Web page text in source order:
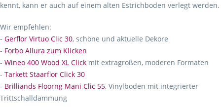
kennt, kann er auch auf einem alten Estrichboden verlegt werden.
Wir empfehlen:
- Gerflor Virtuo Clic 30, schöne und aktuelle Dekore
- Forbo Allura zum Klicken
- Wineo 400 Wood XL Click mit extragroßen, moderen Formaten
- Tarkett Staarflor Click 30
- Brilliands Floorng Mani Clic 55, Vinylboden mit integrierter
Trittschalldämmung